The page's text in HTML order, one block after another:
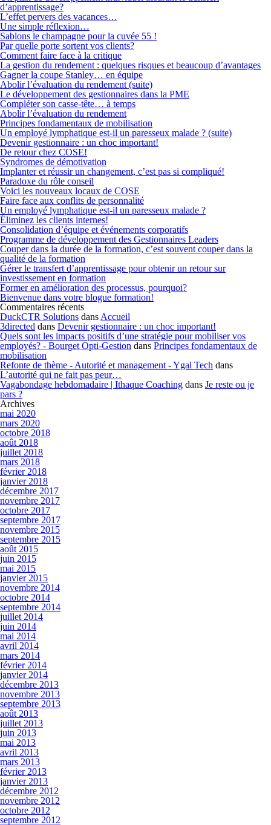
d’apprentissage?
L’effet pervers des vacances…
Une simple réflexion…
Sablons le champagne pour la cuvée 55 !
Par quelle porte sortent vos clients?
Comment faire face à la critique
La gestion du rendement : quelques risques et beaucoup d’avantages
Gagner la coupe Stanley… en équipe
Abolir l’évaluation du rendement (suite)
Le développement des gestionnaires dans la PME
Compléter son casse-tête… à temps
Abolir l’évaluation du rendement
Principes fondamentaux de mobilisation
Un employé lymphatique est-il un paresseux malade ? (suite)
Devenir gestionnaire : un choc important!
De retour chez COSE!
Syndromes de démotivation
Implanter et réussir un changement, c’est pas si compliqué!
Paradoxe du rôle conseil
Voici les nouveaux locaux de COSE
Faire face aux conflits de personnalité
Un employé lymphatique est-il un paresseux malade ?
Éliminez les clients internes!
Consolidation d’équipe et événements corporatifs
Programme de développement des Gestionnaires Leaders
Couper dans la durée de la formation, c’est souvent couper dans la
qualité de la formation
Gérer le transfert d’apprentissage pour obtenir un retour sur
investissement en formation
Former en amélioration des processus, pourquoi?
Bienvenue dans votre blogue formation!
Commentaires récents
DuckCTR Solutions dans Accueil
3directed dans Devenir gestionnaire : un choc important!
Quels sont les impacts positifs d’une stratégie pour mobiliser vos
employés? - Bourget Opti-Gestion dans Principes fondamentaux de
mobilisation
Refonte de thème - Autorité et management - Ygal Tech dans
L’autorité qui ne fait pas peur…
Vagabondage hebdomadaire | Ithaque Coaching dans Je reste ou je
pars ?
Archives
mai 2020
mars 2020
octobre 2018
août 2018
juillet 2018
mars 2018
février 2018
janvier 2018
décembre 2017
novembre 2017
octobre 2017
septembre 2017
novembre 2015
septembre 2015
août 2015
juin 2015
mai 2015
janvier 2015
novembre 2014
octobre 2014
septembre 2014
juillet 2014
juin 2014
mai 2014
avril 2014
mars 2014
février 2014
janvier 2014
décembre 2013
novembre 2013
septembre 2013
août 2013
juillet 2013
juin 2013
mai 2013
avril 2013
mars 2013
février 2013
janvier 2013
décembre 2012
novembre 2012
octobre 2012
septembre 2012